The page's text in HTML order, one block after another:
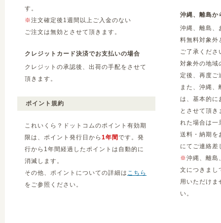
す。
※注文確定後1週間以上ご入金のない
ご注文は無効とさせて頂きます。
クレジットカード決済でお支払いの場合
クレジットの承認後、出荷の手配をさせて
頂きます。
ポイント規約
これいくら？ドットコムのポイント有効期
限は、ポイント発行日から 1年間です。発
行から1年間経過したポイントは自動的に
消滅します。
その他、ポイントについての詳細は こちら
をご参照ください。
沖縄、離島か
沖縄、離島、
料無料対象外
ご了承くださ
対象外の地域
定後、再度ご
また、沖縄
は、基本的に
とさせて頂
れた場合は一
送料・納期を
にてご連絡差
※沖縄、離島
文につきまし
用いただけま
い。